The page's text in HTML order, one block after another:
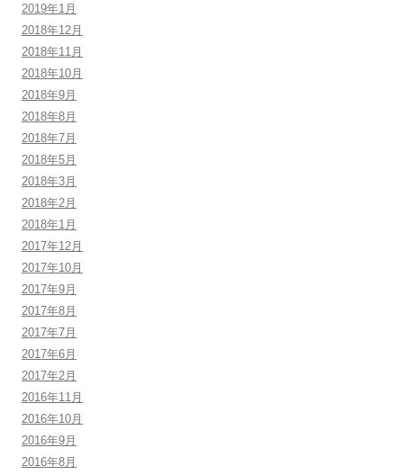
2019年1月
2018年12月
2018年11月
2018年10月
2018年9月
2018年8月
2018年7月
2018年5月
2018年3月
2018年2月
2018年1月
2017年12月
2017年10月
2017年9月
2017年8月
2017年7月
2017年6月
2017年2月
2016年11月
2016年10月
2016年9月
2016年8月